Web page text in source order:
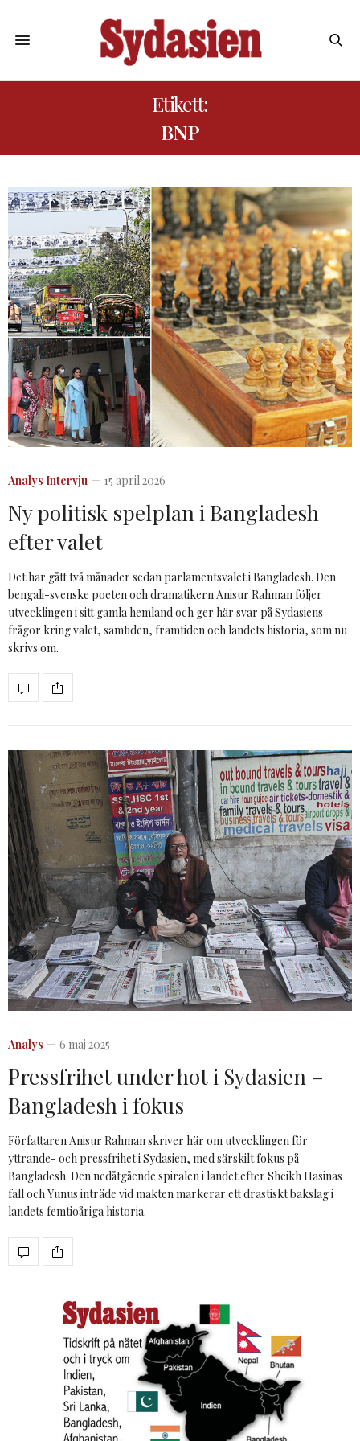
Etikett:
BNP
Analys Intervju 15 april 2026
Ny politisk spelplan i Bangladesh
efter valet
Det har gått två månader sedan parlamentsvalet i Bangladesh. Den
bengali-svenske poeten och dramatikern Anisur Rahman följer
utvecklingen i sitt gamla hemland och ger här svar på Sydasiens
frågor kring valet, samtiden, framtiden och landets historia, som nu
skrivs om.
Analys 6 maj 2025
Pressfrihet under hot i Sydasien –
Bangladesh i fokus
Författaren Anisur Rahman skriver här om utvecklingen för
yttrande- och pressfrihet i Sydasien, med särskilt fokus på
Bangladesh. Den nedåtgående spiralen i landet efter Sheikh Hasinas
fall och Yunus inträde vid makten markerar ett drastiskt bakslag i
landets femtioåriga historia.